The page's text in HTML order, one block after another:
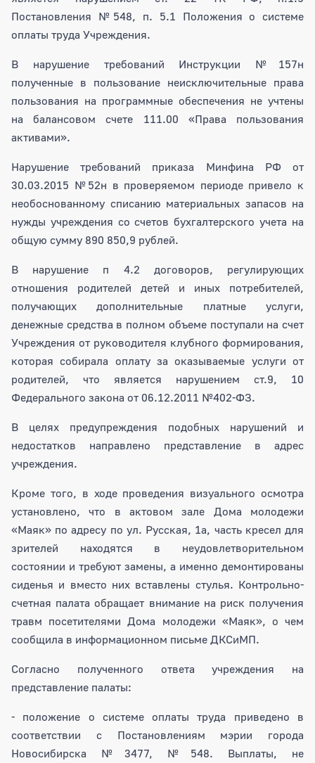
Постановления №548, п. 5.1 Положения о системе
оплаты труда Учреждения.
В нарушение требований Инструкции №157н
полученные в пользование неисключительные права
пользования на программные обеспечения не учтены
на балансовом счете 111.00 «Права пользования
активами».
Нарушение требований приказа Минфина РФ от
30.03.2015 №52н в проверяемом периоде привело к
необоснованному списанию материальных запасов на
нужды учреждения со счетов бухгалтерского учета на
общую сумму 890 850,9 рублей.
В нарушение п 4.2 договоров, регулирующих
отношения родителей детей и иных потребителей,
получающих дополнительные платные услуги,
денежные средства в полном объеме поступали на счет
Учреждения от руководителя клубного формирования,
которая собирала оплату за оказываемые услуги от
родителей, что является нарушением ст.9, 10
Федерального закона от 06.12.2011 №402-ФЗ.
В целях предупреждения подобных нарушений и
недостатков направлено представление в адрес
учреждения.
Кроме того, в ходе проведения визуального осмотра
установлено, что в актовом зале Дома молодежи
«Маяк» по адресу по ул. Русская, 1а, часть кресел для
зрителей находятся в неудовлетворительном
состоянии и требуют замены, а именно демонтированы
сиденья и вместо них вставлены стулья. Контрольно-
счетная палата обращает внимание на риск получения
травм посетителями Дома молодежи «Маяк», о чем
сообщила в информационном письме ДКСиМП.
Согласно полученного ответа учреждения на
представление палаты:
- положение о системе оплаты труда приведено в
соответствии с Постановлениям мэрии города
Новосибирска №3477, №548. Выплаты, не